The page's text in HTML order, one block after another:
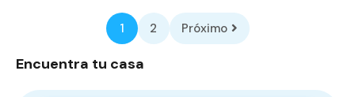
1 2 Próximo
Encuentra tu casa